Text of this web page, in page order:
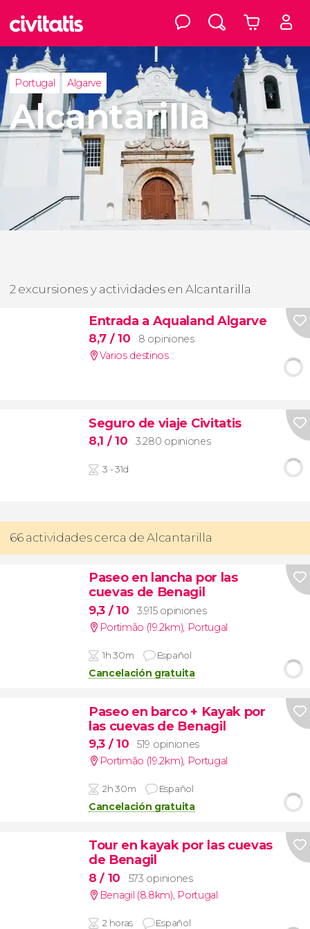
Portugal Algarve
Alcantarilla
2 excursiones y actividades en Alcantarilla
Entrada a Aqualand Algarve
8,7 / 10
8 opiniones
Varios destinos
Seguro de viaje Civitatis
8,1 / 10 3.280 opiniones
3 - 31d
66 actividades cerca de Alcantarilla
Paseo en lancha por las
cuevas de Benagil
9,3 / 10
3.915 opiniones
Portimão (19.2km), Portugal
1h 30m Español
Cancelación gratuita
Paseo en barco + Kayak por
las cuevas de Benagil
9,3 / 10
519 opiniones
Portimão (19.2km), Portugal
2h 30m Español
Cancelación gratuita
Tour en kayak por las cuevas
de Benagil
8/ 10
573 opiniones
Benagil (8.8km), Portugal
2 horas Español